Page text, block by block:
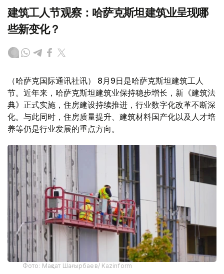
建筑工人节观察：哈萨克斯坦建筑业呈现哪
些新变化？
（哈萨克国际通讯社讯） 8月9日是哈萨克斯坦建筑工人
节。近年来，哈萨克斯坦建筑业保持稳步增长，新《建筑法
典》正式实施，住房建设持续推进，行业数字化改革不断深
化。与此同时，住房质量提升、建筑材料国产化以及人才培
养等仍是行业发展的重点方向。
Фото: Мақсат Шағырбаев/ Kazinform